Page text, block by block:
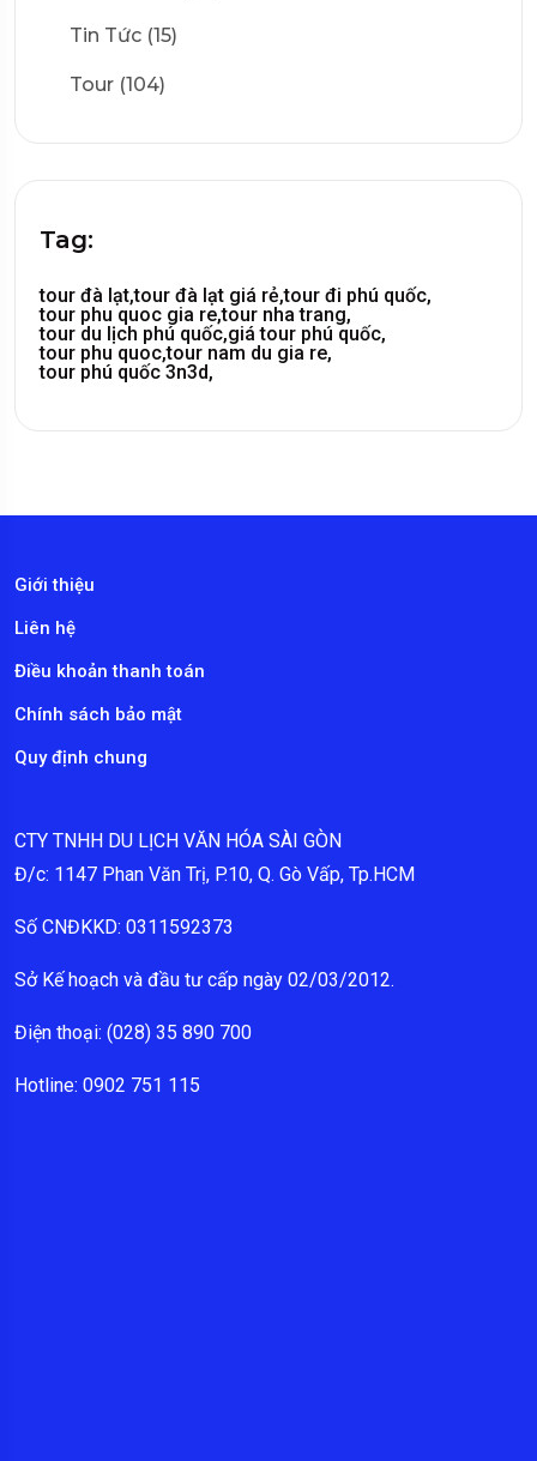
Tin Tức (15)
Tour (104)
Tag:
tour đà lạt,tour đà lạt giá rẻ,tour đi phú quốc,
tour phu quoc gia re,tour nha trang,
tour du lịch phú quốc,giá tour phú quốc,
tour phu quoc,tour nam du gia re,
tour phú quốc 3n3d,
Giới thiệu
Liên hệ
Điều khoản thanh toán
Chính sách bảo mật
Quy định chung
CTY TNHH DU LỊCH VĂN HÓA SÀI GÒN
Đ/c: 1147 Phan Văn Trị, P.10, Q. Gò Vấp, Tp.HCM
Số CNĐKKD: 0311592373
Sở Kế hoạch và đầu tư cấp ngày 02/03/2012.
Điện thoại: (028) 35 890 700
Hotline: 0902 751 115